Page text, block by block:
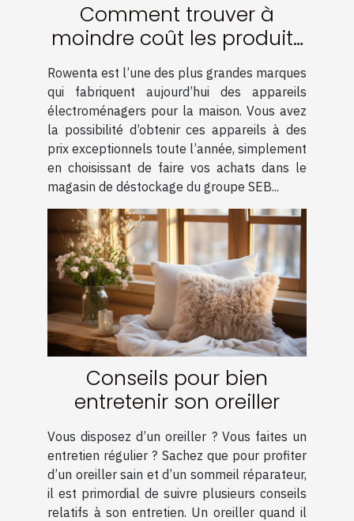
Comment trouver à
moindre coût les produits
de la marque Rowenta ?
Rowenta est l’une des plus grandes marques
qui fabriquent aujourd’hui des appareils
électroménagers pour la maison. Vous avez
la possibilité d’obtenir ces appareils à des
prix exceptionnels toute l’année, simplement
en choisissant de faire vos achats dans le
magasin de déstockage du groupe SEB...
Conseils pour bien
entretenir son oreiller
Vous disposez d’un oreiller ? Vous faites un
entretien régulier ? Sachez que pour profiter
d’un oreiller sain et d’un sommeil réparateur,
il est primordial de suivre plusieurs conseils
relatifs à son entretien. Un oreiller quand il